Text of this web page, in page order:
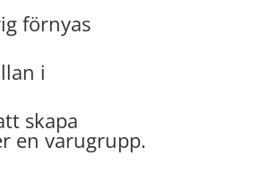
förnyas
i
skapa
en varugrupp.